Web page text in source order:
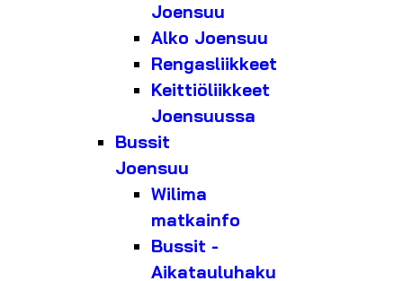
Joensuu
Alko Joensuu
Rengasliikkeet
Keittiöliikkeet
Joensuussa
Bussit
Joensuu
Wilima
matkainfo
Bussit -
Aikatauluhaku